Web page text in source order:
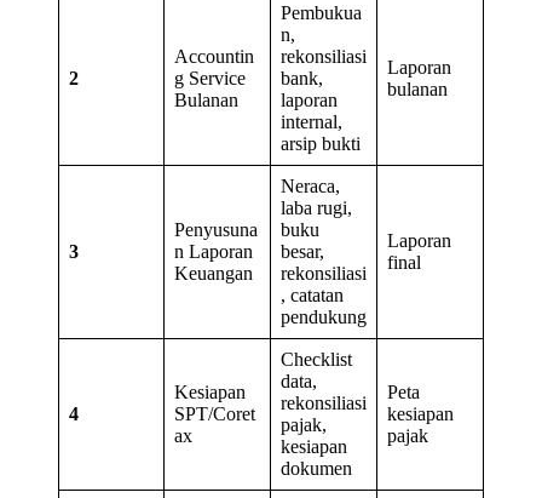
2
Accountin
g Service
Bulanan
Pembukua
n,
rekonsiliasi
bank,
laporan
internal,
arsip bukti
Laporan
bulanan
3
Penyusuna
n Laporan
Keuangan
Neraca,
laba rugi,
buku
besar,
rekonsiliasi
, catatan
pendukung
Laporan
final
4
Kesiapan
SPT/Coret
ax
Checklist
data,
rekonsiliasi
pajak,
kesiapan
dokumen
Peta
kesiapan
pajak